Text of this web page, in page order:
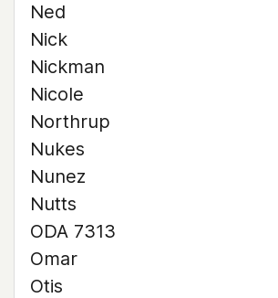
Ned
Nick
Nickman
Nicole
Northrup
Nukes
Nunez
Nutts
ODA 7313
Omar
Otis